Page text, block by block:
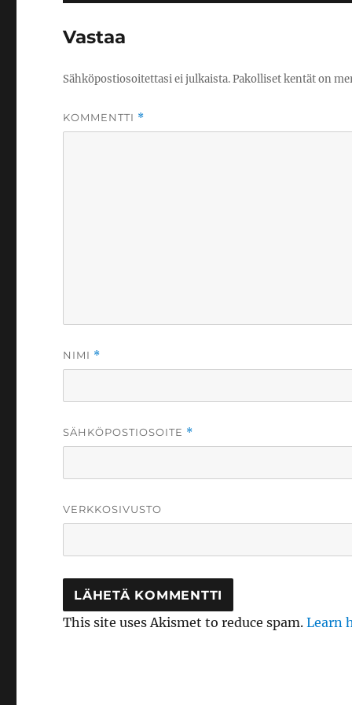
Vastaa
Sähköpostiosoitettasi ei julkaista.Pakolliset kentät on
KOMMENTTI *
NIMI *
SÄHKÖPOSTIOSOITE *
VERKKOSIVUSTO
This site uses Akismet to reduce spam.Learn